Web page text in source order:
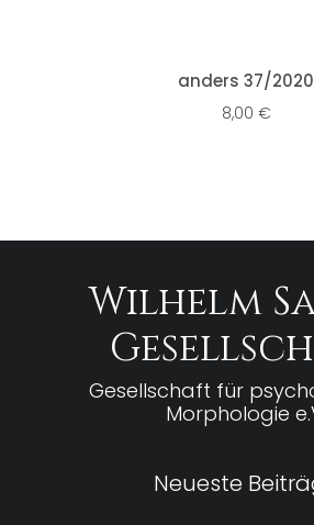
IN DEN WARENKORB
anders 37/2020
8,00 €
Wilhelm
Gesellschaft für
Morphologie
Neueste